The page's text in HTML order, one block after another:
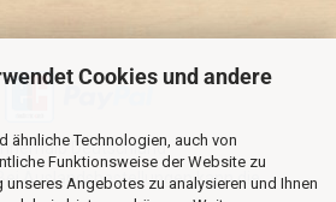
Cookies und andere
ähnliche Technologien, auch von
Funktionsweise der Website zu
Angebotes zu analysieren und Ihnen
Deutschland
Auslandsbestellungen kann die